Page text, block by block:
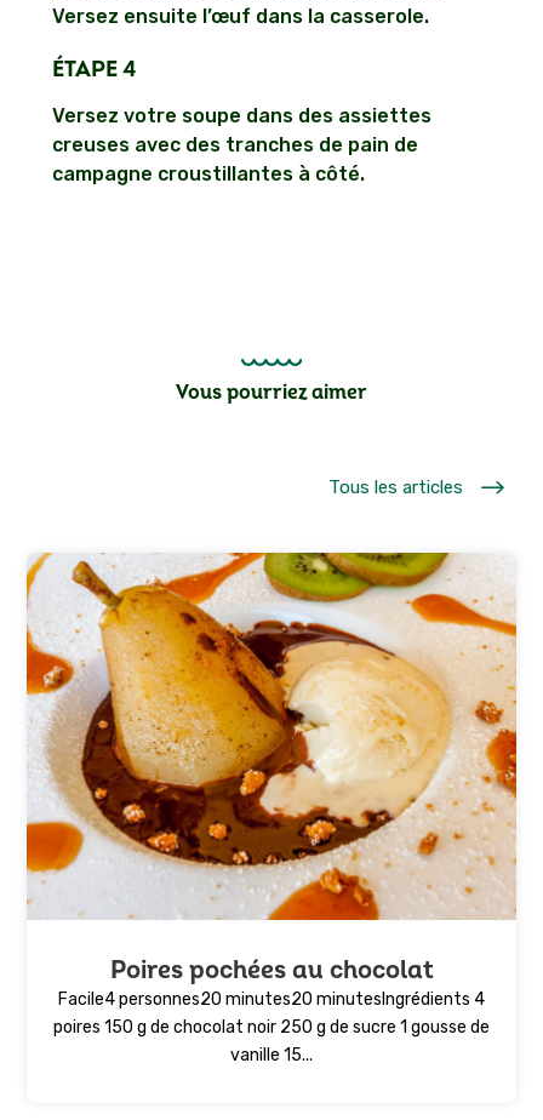
Versez ensuite l’œuf dans la casserole.
ÉTAPE 4
Versez votre soupe dans des assiettes
creuses avec des tranches de pain de
campagne croustillantes à côté.
Vous pourriez aimer
$
Tous les articles
Poires pochées au chocolat
Facile4 personnes20 minutes20 minutesIngrédients 4
poires 150 g de chocolat noir 250 g de sucre 1 gousse de
vanille 15...